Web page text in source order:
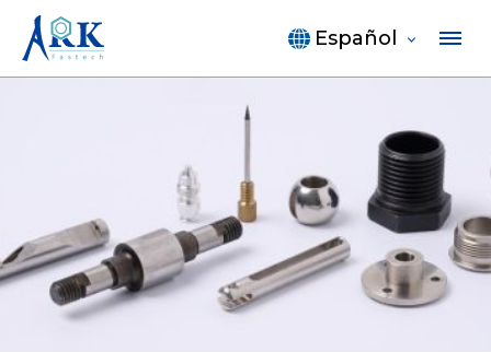
Español